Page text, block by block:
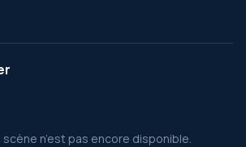
n’est pas encore disponible.